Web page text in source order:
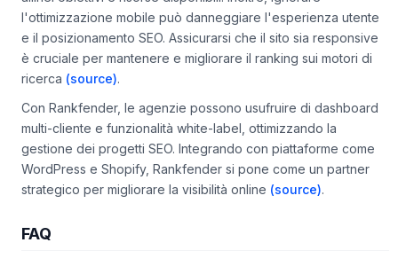
l'ottimizzazione mobile può danneggiare l'esperienza utente
e il posizionamento SEO. Assicurarsi che il sito sia responsive
è cruciale per mantenere e migliorare il ranking sui motori di
ricerca (source).
Con Rankfender, le agenzie possono usufruire di dashboard
multi-cliente e funzionalità white-label, ottimizzando la
gestione dei progetti SEO. Integrando con piattaforme come
WordPress e Shopify, Rankfender si pone come un partner
strategico per migliorare la visibilità online (source).
FAQ